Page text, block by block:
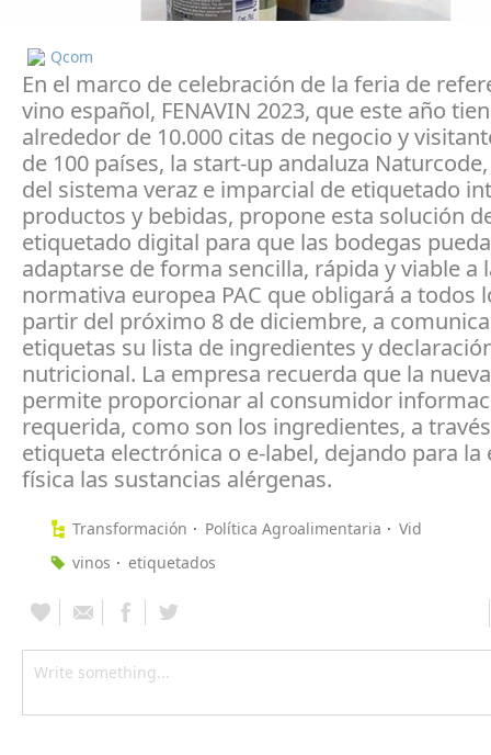
Qcom
En el marco de celebración de la feria de
vino español, FENAVIN 2023, que este año
alrededor de 10.000 citas de negocio y
de 100 países, la start-up andaluza
del sistema veraz e imparcial de etiquetado
productos y bebidas, propone esta solución
etiquetado digital para que las bodegas
adaptarse de forma sencilla, rápida y viable a
normativa europea PAC que obligará a todos
partir del próximo 8 de diciembre, a
etiquetas su lista de ingredientes y
nutricional. La empresa recuerda que la
permite proporcionar al consumidor
requerida, como son los ingredientes, a
etiqueta electrónica o e-label, dejando para la
física las sustancias alérgenas.
Transformación Política Agroalimentaria
Vid
vinos
etiquetados